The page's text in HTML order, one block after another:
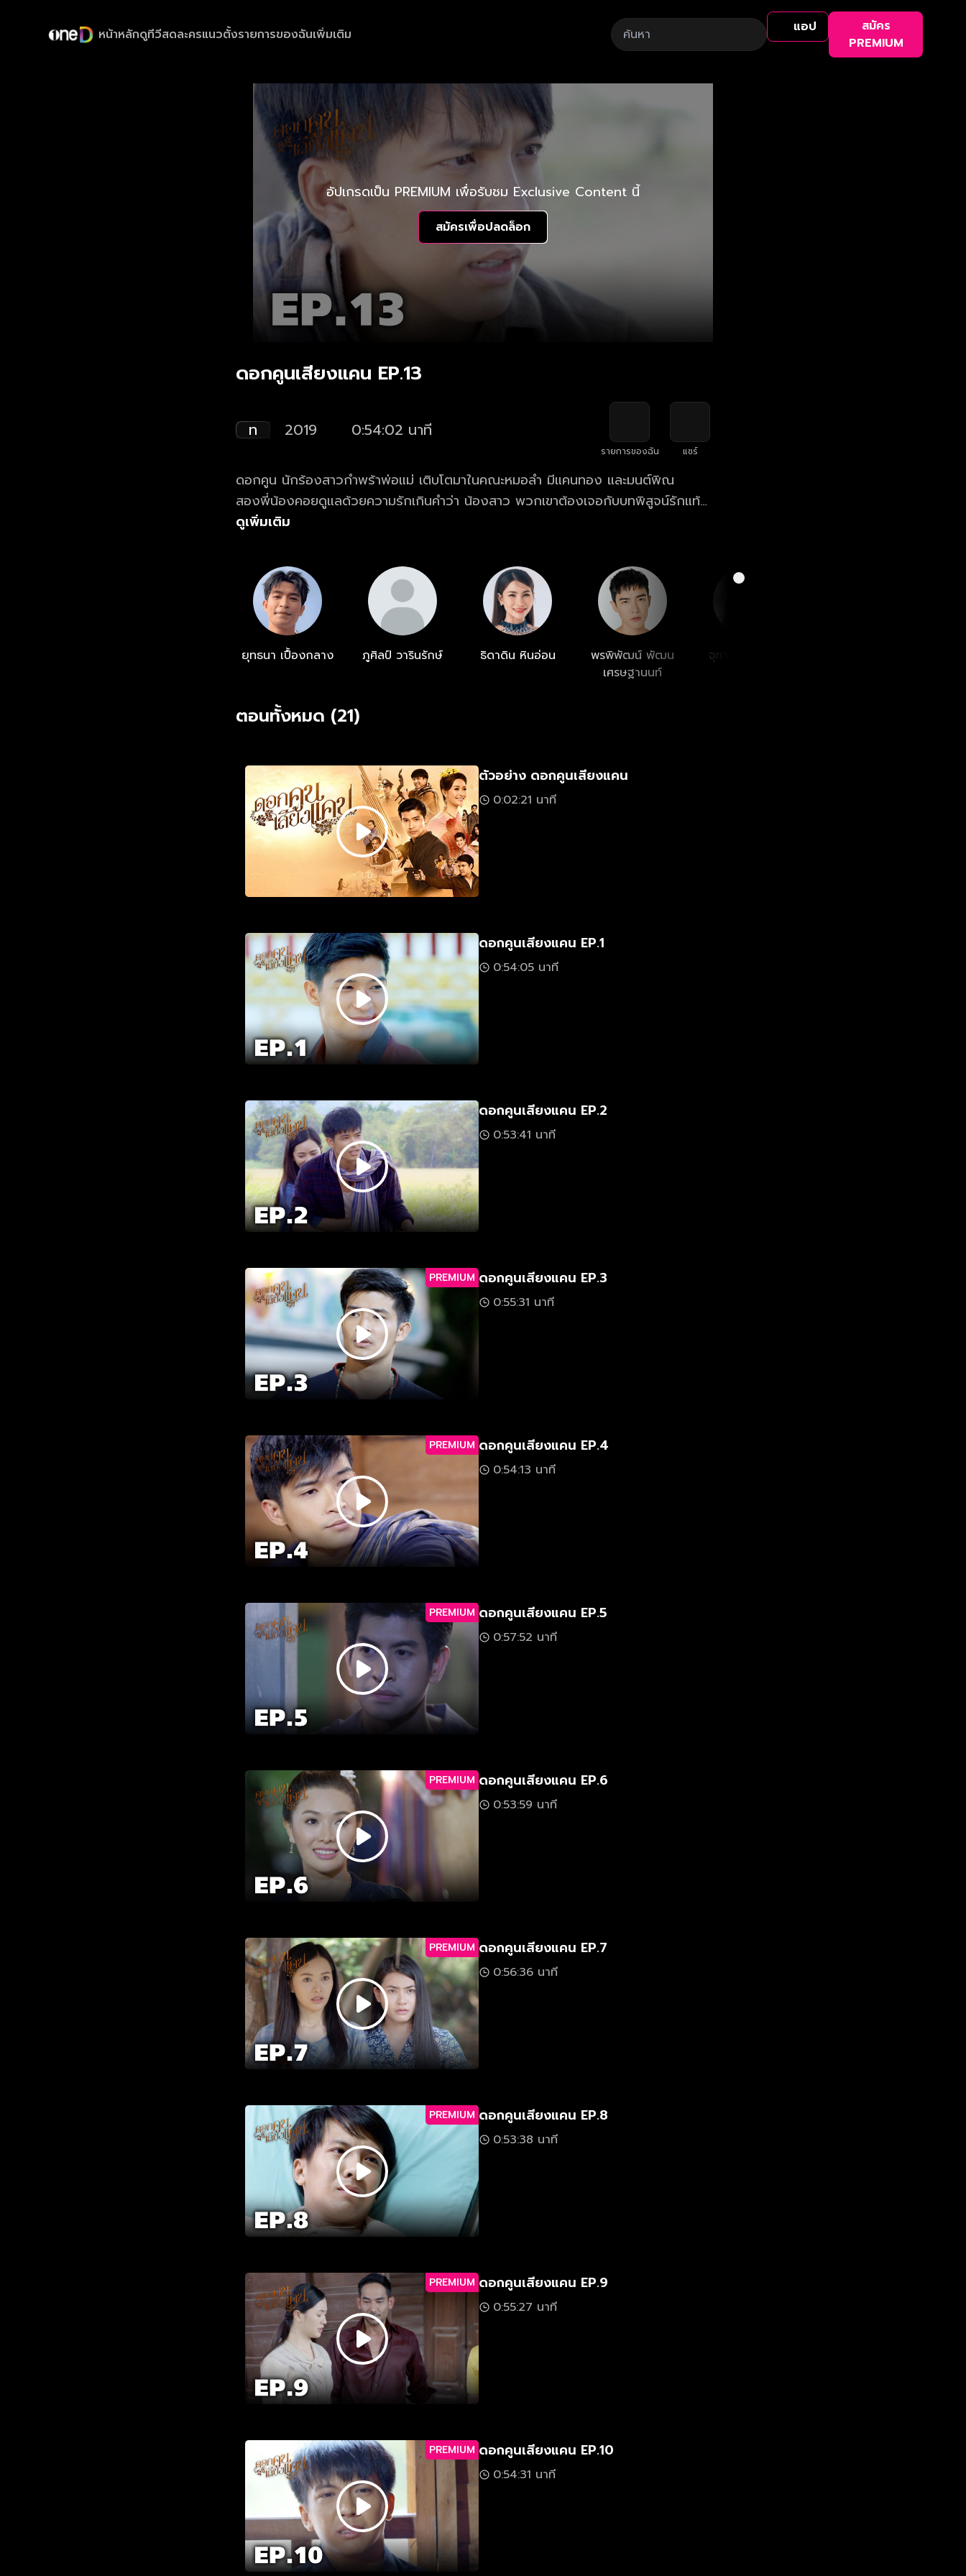
หน้าหลักดูทีวีสดละครแนวตั้งรายการของฉันเพิ่มเติม แอป
สมัคร
PREMIUM
อัปเกรดเป็น PREMIUM เพื่อรับชม Exclusive Content นี้
สมัครเพื่อปลดล็อก
ดอกคูนเสียงแคน EP.13
ท 2019 0:54:02 นาที
รายการของฉัน แชร์
ดอกคูน นักร้องสาวกําพร้าพ่อแม่ เติบโตมาในคณะหมอลํา มีแคนทอง และมนต์พิณ
สองพี่น้องคอยดูแลด้วยความรักเกินคําว่า น้องสาว พวกเขาต้องเจอกับบทพิสูจน์รักแท้
ท่ามกลางปัญหาต่างๆ และเสียงเพลงอันไพเราะจับใจ แคนจะสามารถรักษาดอกคูนดอกนี้ได้
ดูเพิ่มเติม
ยุทธนา เปื้องกลาง ภูศิลป์ วารินรักษ์ ธิดาดิน หินอ่อน
พรพิพัฒน์ พัฒน
เศรษฐานนท์
จุฑาพิชญ์ อินทร์
ตอนทั้งหมด (21)
ตัวอย่าง ดอกคูนเสียงแคน
0:02:21 นาที
ดอกคูนเสียงแคน EP.1
0:54:05 นาที
ดอกคูนเสียงแคน EP.2
0:53:41 นาที
PREMIUM ดอกคูนเสียงแคน EP.3
0:55:31 นาที
PREMIUM ดอกคูนเสียงแคน EP.4
0:54:13 นาที
PREMIUM ดอกคูนเสียงแคน EP.5
0:57:52 นาที
PREMIUM ดอกคูนเสียงแคน EP.6
0:53:59 นาที
PREMIUM ดอกคูนเสียงแคน EP.7
0:56:36 นาที
PREMIUM ดอกคูนเสียงแคน EP.8
0:53:38 นาที
PREMIUM ดอกคูนเสียงแคน EP.9
0:55:27 นาที
PREMIUM ดอกคูนเสียงแคน EP.10
0:54:31 นาที